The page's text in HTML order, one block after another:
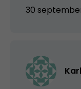
30